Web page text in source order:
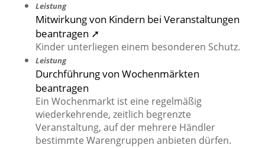
Leistung
Mitwirkung von Kindern bei Veranstaltungen
beantragen ➚
Kinder unterliegen einem besonderen Schutz.
Leistung
Durchführung von Wochenmärkten
beantragen
Ein Wochenmarkt ist eine regelmäßig
wiederkehrende, zeitlich begrenzte
Veranstaltung, auf der mehrere Händler
bestimmte Warengruppen anbieten dürfen.